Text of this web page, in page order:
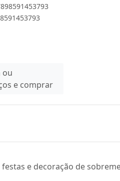
ou
e comprar
e decoração de